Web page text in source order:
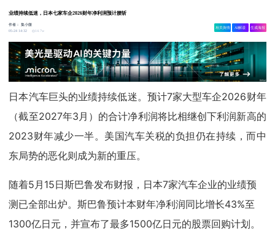
业绩持续低迷，日本七家车企2026财年净利润预计腰斩
作者：集小微
05-24 14:32
14.7w
相关舆情 AI解读 生成海报
日本汽车巨头的业绩持续低迷。预计7家大型车企2026财年
（截至2027年3月）的合计净利润将比相继创下利润新高的
2023财年减少一半。美国汽车关税的负担仍在持续，而中
东局势的恶化则成为新的重压。
随着5月15日斯巴鲁发布财报，日本7家汽车企业的业绩预
测已全部出炉。斯巴鲁预计本财年净利润同比增长43%至
1300亿日元，并宣布了最多1500亿日元的股票回购计划。